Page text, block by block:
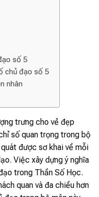
số 5
chủ đạo số 5
nhân
trưng cho vẻ đẹp
số quan trọng trong bộ
được sơ khai về mỗi
Việc xây dựng ý nghĩa
trong Thần Số Học.
quan và đa chiều hơn